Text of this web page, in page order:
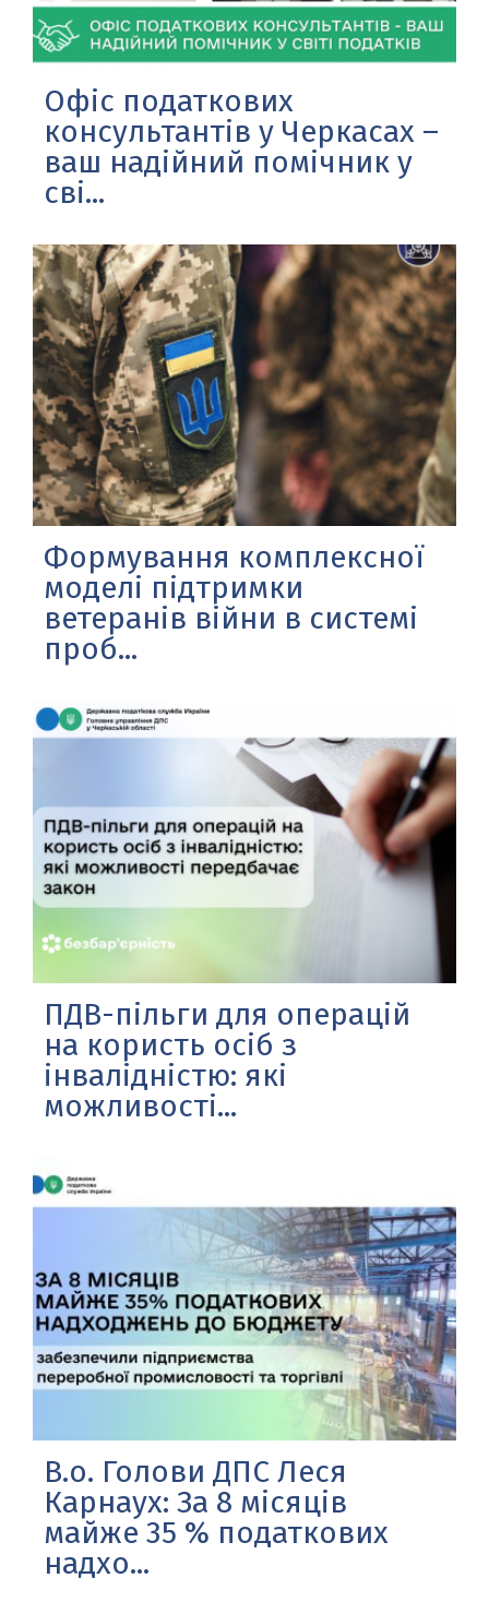
Офіс податкових
консультантів у Черкасах –
ваш надійний помічник у
сві...
Формування комплексної
моделі підтримки
ветеранів війни в системі
проб...
ПДВ-пільги для операцій
на користь осіб з
інвалідністю: які
можливості...
В.о. Голови ДПС Леся
Карнаух: За 8 місяців
майже 35 % податкових
надхо...